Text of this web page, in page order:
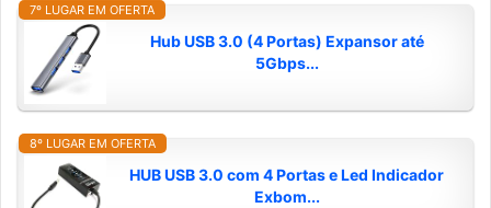
7º LUGAR EM OFERTA
Hub USB 3.0 (4 Portas) Expansor até
5Gbps...
8º LUGAR EM OFERTA
HUB USB 3.0 com 4 Portas e Led Indicador
Exbom...